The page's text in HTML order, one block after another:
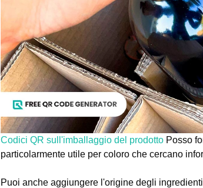
Codici QR sull'imballaggio del prodotto Posso
particolarmente utile per coloro che cercano
Puoi anche aggiungere l'origine degli